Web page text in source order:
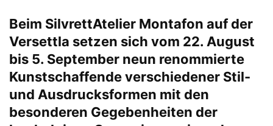
Beim SilvrettAtelier Montafon auf der
Versettla setzen sich vom 22. August
bis 5. September neun renommierte
Kunstschaffende verschiedener Stil-
und Ausdrucksformen mit den
besonderen Gegebenheiten der